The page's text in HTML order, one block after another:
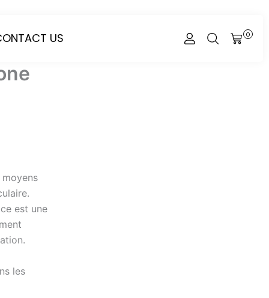
US 0
CART
est une
les